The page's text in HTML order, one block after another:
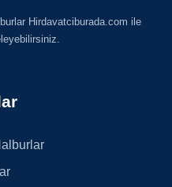
Hirdavatciburada.com ile